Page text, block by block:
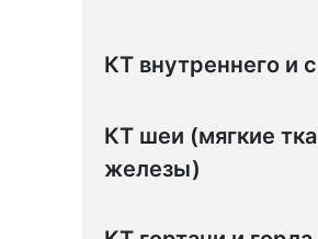
КТ внутреннего и
КТ шеи (мягкие
железы)